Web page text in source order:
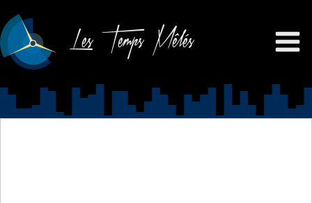
Les Temps Mêlés